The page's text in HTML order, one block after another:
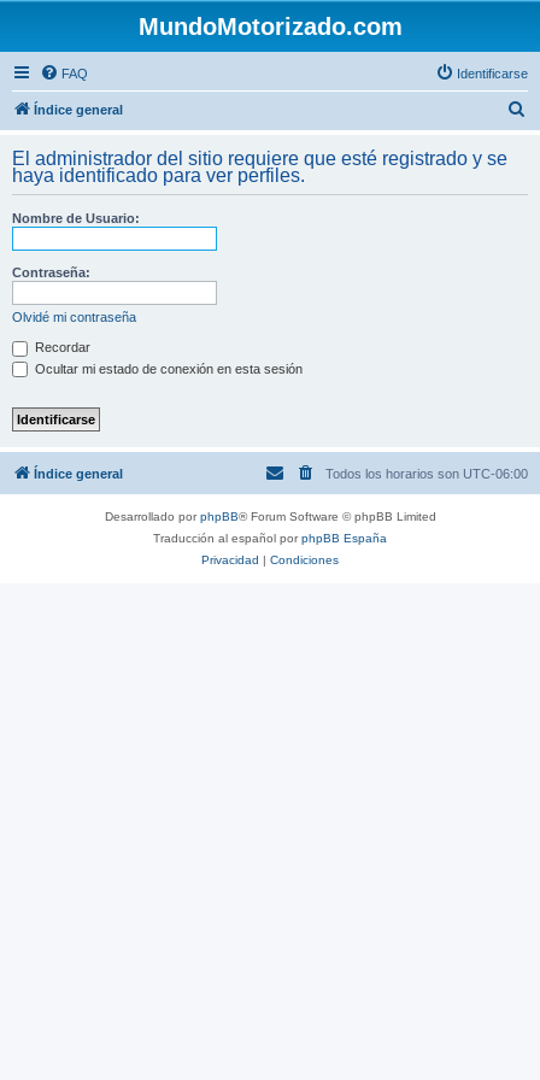
MundoMotorizado.com
FAQ Identificarse
Índice general
c
El administrador del sitio requiere que esté registrado y se
haya identificado para ver perfiles.
Nombre de Usuario:
Contraseña:
Olvidé mi contraseña
Recordar
Ocultar mi estado de conexión en esta sesión
Índice general Todos los horarios son UTC-06:00
Desarrollado porphpBB® Forum Software © phpBB Limited
Traducción al español porphpBB España
Privacidad | Condiciones